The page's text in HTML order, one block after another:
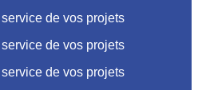
de vos projets
de vos projets
de vos projets